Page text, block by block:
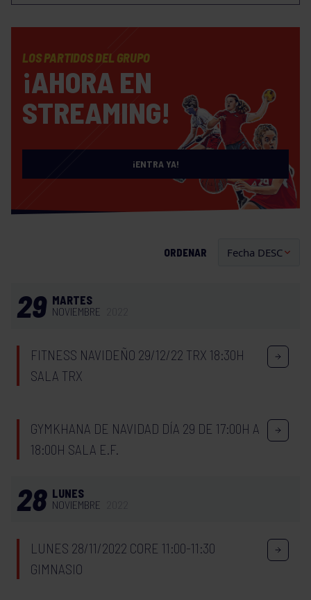
LOS PARTIDOS DEL GRUPO
¡AHORA EN
STREAMING!
¡ENTRA YA!
ORDENAR
29 MARTES
NOVIEMBRE
FITNESS NAVIDEÑO 29/12/22 TRX 18:30H
SALA TRX
GYMKHANA DE NAVIDAD DÍA 29 DE 17:00H A
18:00H SALA E.F.
28 LUNES
NOVIEMBRE
LUNES 28/11/2022 CORE 11:00-11:30
GIMNASIO